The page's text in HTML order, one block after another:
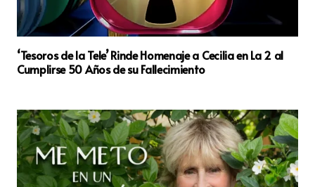
‘Tesoros de la Tele’ Rinde Homenaje a Cecilia en La 2 al
Cumplirse 50 Años de su Fallecimiento